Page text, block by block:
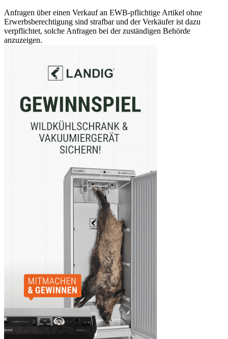
Anfragen über einen Verkauf an EWB-pflichtige Artikel ohne
Erwerbsberechtigung sind strafbar und der Verkäufer ist dazu
verpflichtet, solche Anfragen bei der zuständigen Behörde
anzuzeigen.